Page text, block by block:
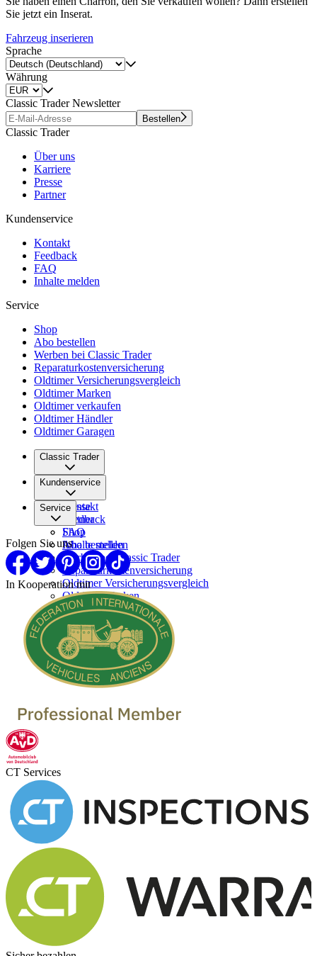
Sie jetzt ein Inserat.
Fahrzeug inserieren
Sprache
Währung
Classic Trader Newsletter
Bestellen
Classic Trader
Über uns
Karriere
Presse
Partner
Kundenservice
Kontakt
Feedback
FAQ
Inhalte melden
Service
Shop
Abo bestellen
Werben bei Classic Trader
Reparaturkostenversicherung
Oldtimer Versicherungsvergleich
Oldtimer Marken
Oldtimer verkaufen
Oldtimer Händler
Oldtimer Garagen
Classic Trader
Über uns
Karriere
Presse
Partner
Kundenservice
Kontakt
Feedback
FAQ
Inhalte melden
Service
Shop
Abo bestellen
Werben bei Classic Trader
Reparaturkostenversicherung
Oldtimer Versicherungsvergleich
Oldtimer Marken
Oldtimer verkaufen
Oldtimer Händler
Oldtimer Garagen
Folgen Sie uns
In Kooperation mit
CT Services